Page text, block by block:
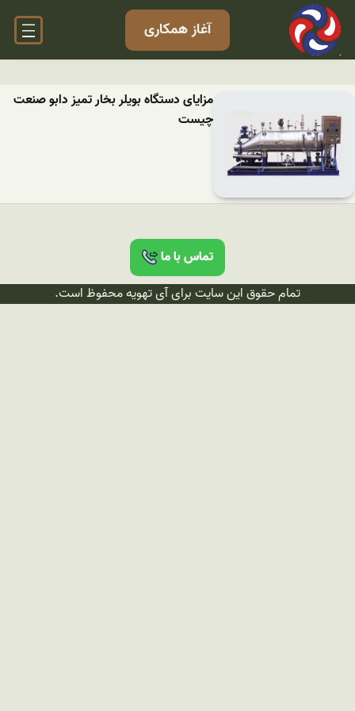
آغاز همکاری
مزایای دستگاه بویلر بخار تمیز دابو صنعت
چیست
تماس با ما
تمام حقوق این سایت برای آی تهویه محفوظ است.